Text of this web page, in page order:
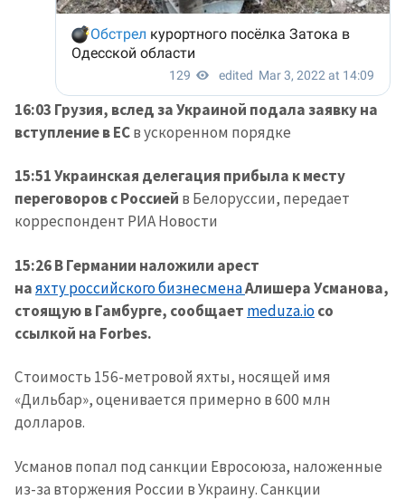
16:03 Грузия, вслед за Украиной подала заявку на
вступление в ЕСв ускоренном порядке
15:51 Украинская делегация прибыла к месту
переговоров с Россией в Белоруссии, передает
корреспондент РИА Новости
15:26 В Германии наложили арест
наяхту российского бизнесменаАлишера Усманова,
стоящую в Гамбурге, сообщает meduza.ioсо
ссылкой на Forbes.
Стоимость 156-метровой яхты, носящей имя
«Дильбар», оценивается примерно в 600 млн
долларов.
Усманов попал под санкции Евросоюза, наложенные
из-за вторжения России в Украину. Санкции